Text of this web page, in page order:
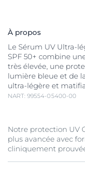
À propos
Le Sérum UV Ultra-
SPF 50+ combine
très élevée, une
lumière bleue et de
ultra-légère et
NART: 99554-05400-00
Notre protection UV
plus avancée avec
cliniquement